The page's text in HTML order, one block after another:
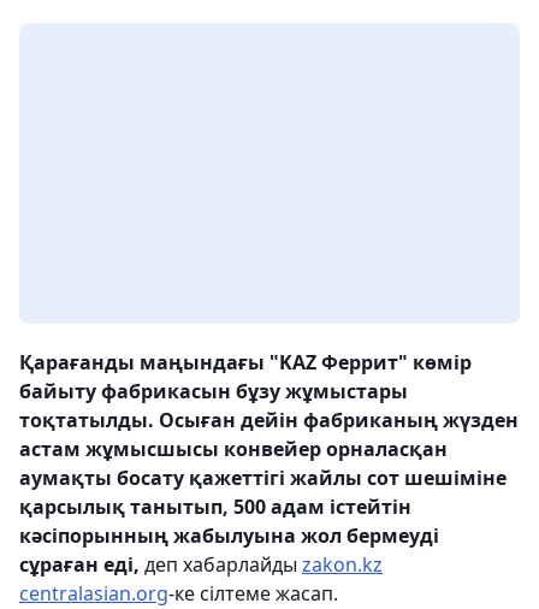
Қарағанды маңындағы "KAZ Феррит" көмір
байыту фабрикасын бұзу жұмыстары
тоқтатылды. Осыған дейін фабриканың жүзден
астам жұмысшысы конвейер орналасқан
аумақты босату қажеттігі жайлы сот шешіміне
қарсылық танытып, 500 адам істейтін
кәсіпорынның жабылуына жол бермеуді
сұраған еді, деп хабарлайды zakon.kz
centralasian.org-ке сілтеме жасап.